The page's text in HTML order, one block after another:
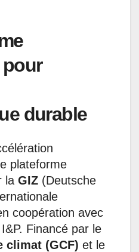
pour
durable
plateforme
la GIZ (Deutsche
coopération avec
Financé par le
climat (GCF) et le